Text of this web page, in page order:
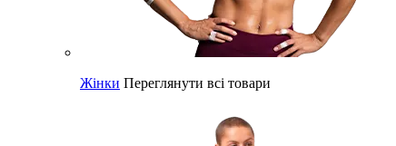
Жінки Переглянути всі товари